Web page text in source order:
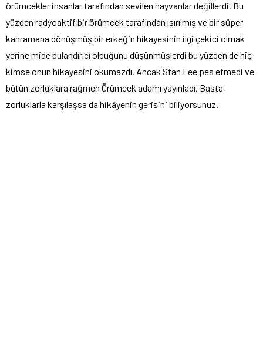
örümcekler insanlar tarafından sevilen hayvanlar değillerdi. Bu
yüzden radyoaktif bir örümcek tarafından ısırılmış ve bir süper
kahramana dönüşmüş bir erkeğin hikayesinin ilgi çekici olmak
yerine mide bulandırıcı olduğunu düşünmüşlerdi bu yüzden de hiç
kimse onun hikayesini okumazdı. Ancak Stan Lee pes etmedi ve
bütün zorluklara rağmen Örümcek adamı yayınladı. Başta
zorluklarla karşılaşsa da hikâyenin gerisini biliyorsunuz.